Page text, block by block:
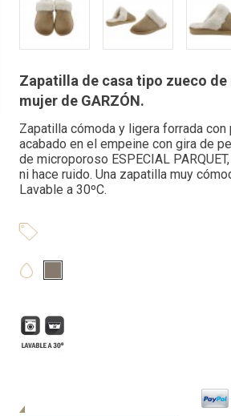
Zapatilla de casa tipo zueco de
mujer de GARZÓN.
Zapatilla cómoda y ligera forrada con
acabado en el empeine con gira de
de microporoso ESPECIAL
ni hace ruido. Una zapatilla muy
Lavable a 30ºC.